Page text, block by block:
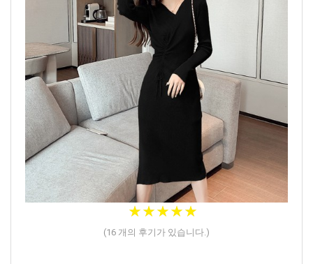
★★★★★
★★★★★
(16 개의 후기가 있습니다.)